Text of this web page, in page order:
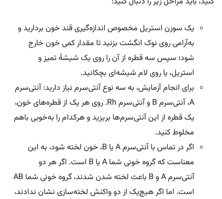
یک سوزن استریل مخصوص اندازه‌گیری قند خون بردارید و
به‌آرامی روی نوک انگشت بزنید تا مقدار کمی خون خارج
شود؛ سپس سه قطره از آن را روی یک شیشهٔ تمیز و
استریل، یا روی لام شیشه‌ای بچکانید.
برای انجام آزمایش، به سه نوع آنتی‌سرم نیاز دارید: آنتی‌سرم
A، آنتی‌سرم B و آنتی‌سرم Rh. روی هر یک از قطره‌های خون،
یک قطره از این آنتی‌سرم‌ها بریزید و هرکدام را به‌خوبی باهم
مخلوط کنید.
اگر در تماس با آنتی‌سرم A یا B، خون لخته شود، به این
معناست که گروه خونی شما A یا B است. اگر هر دو
آنتی‌سرم A و B باعث لخته شدن شدند، گروه خونی شما AB
است. اما اگر هیچ‌یک از دو واکنش لخته‌سازی نشان ندادند،